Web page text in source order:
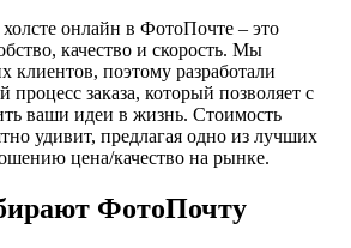
холсте онлайн в ФотоПочте – это
качество и скорость. Мы
клиентов, поэтому разработали
заказа, который позволяет с
ваши идеи в жизнь. Стоимость
удивит, предлагая одно из лучших
цена/качество на рынке.
ФотоПочту